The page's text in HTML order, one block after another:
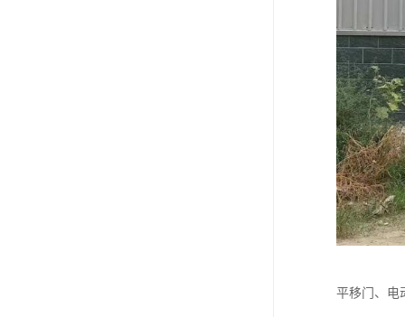
平移门、电